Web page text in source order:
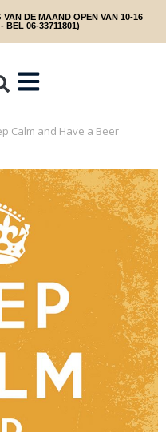
DE MAAND OPEN VAN 10-16
BEL 06-33711801)
Calm and Have a Beer